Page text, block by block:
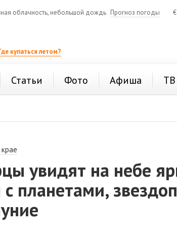
облачность, небольшой дождь Прогноз погоды €
купаться летом?
Статьи Фото Афиша ТВ
увидят на небе
планетами,